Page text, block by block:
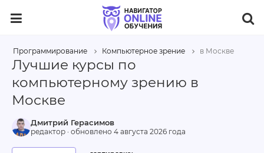
Программирование Компьютерное зрение в Москве
Лучшие курсы по
компьютерному зрению в
Москве
Дмитрий Герасимов
редактор · обновлено 4 августа 2026 года